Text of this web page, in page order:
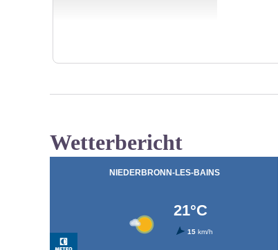
View picture in full screen
Wetterbericht